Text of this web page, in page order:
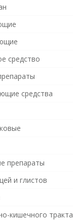
средство
средства
препараты
и глистов
кишечного тракта